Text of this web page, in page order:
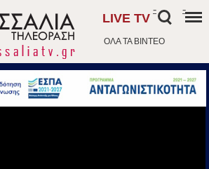
ΟΛΑ ΤΑ ΒΙΝΤΕΟ
LIVE TV
- -